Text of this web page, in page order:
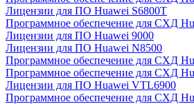
Лицензии для ПО Huawei S6800T
Программное обеспечение для СХД
Лицензии для ПО Huawei 9000
Лицензии для ПО Huawei N8500
Программное обеспечение для СХД
Программное обеспечение для СХД
Лицензии для ПО Huawei VTL6900
Программное обеспечение для СХД